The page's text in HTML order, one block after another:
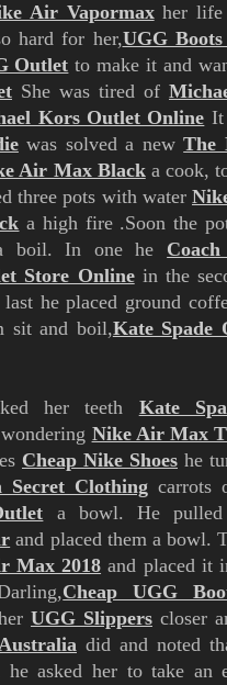
Air Vapormaxher life
hard for her,UGG Boots
Outlet to make it and
She was tired of
Kors Outlet Online It
was solved a newThe
Air Max Blacka cook,
three pots with water
a high fire .Soon the
In one he
Store Onlinein the
he placed ground
sit and boil,Kate Spade
her teeth Kate
Nike Air Max
Cheap Nike Shoes he
Secret Clothing carrots
a bowl. He
and placed them a bowl.
Max 2018 and placed it
Cheap UGG
UGG Slippers closer
did and noted
asked her to take an